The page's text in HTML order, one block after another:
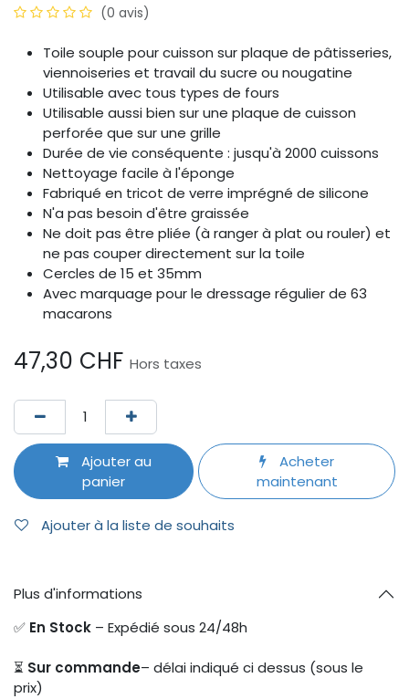
(0 avis)
Toile souple pour cuisson sur plaque de pâtisseries,
viennoiseries et travail du sucre ou nougatine
Utilisable avec tous types de fours
Utilisable aussi bien sur une plaque de cuisson
perforée que sur une grille
Durée de vie conséquente : jusqu'à 2000 cuissons
Nettoyage facile à l'éponge
Fabriqué en tricot de verre imprégné de silicone
N'a pas besoin d'être graissée
Ne doit pas être pliée (à ranger à plat ou rouler) et
ne pas couper directement sur la toile
Cercles de 15 et 35mm
Avec marquage pour le dressage régulier de 63
macarons
47,30 CHF Hors taxes
Ajouter au
panier
Acheter
maintenant
Ajouter à la liste de souhaits
Plus d'informations
✅ En Stock – Expédié sous 24/48h
⏳ Sur commande– délai indiqué ci dessus (sous le
prix)